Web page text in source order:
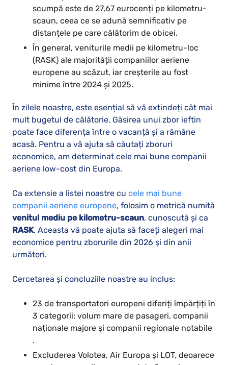
scumpă este de 27,67 eurocenți pe kilometru-
scaun, ceea ce se adună semnificativ pe
distanțele pe care călătorim de obicei.
În general, veniturile medii pe kilometru-loc
(RASK) ale majorității companiilor aeriene
europene au scăzut, iar creșterile au fost
minime între 2024 și 2025.
În zilele noastre, este esențial să vă extindeți cât mai
mult bugetul de călătorie. Găsirea unui zbor ieftin
poate face diferența între o vacanță și a rămâne
acasă. Pentru a vă ajuta să căutați zboruri
economice, am determinat cele mai bune companii
aeriene low-cost din Europa.
Ca extensie a listei noastre cu cele mai bune
companii aeriene europene, folosim o metrică numită
venitul mediu pe kilometru-scaun, cunoscută și ca
RASK. Aceasta vă poate ajuta să faceți alegeri mai
economice pentru zborurile din 2026 și din anii
următori.
Cercetarea și concluziile noastre au inclus:
23 de transportatori europeni diferiți împărțiți în
3 categorii: volum mare de pasageri, companii
naționale majore și companii regionale notabile
.
Excluderea Volotea, Air Europa și LOT, deoarece